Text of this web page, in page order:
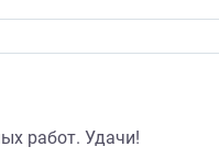
работ. Удачи!